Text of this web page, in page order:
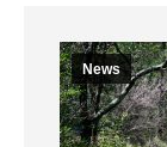
News